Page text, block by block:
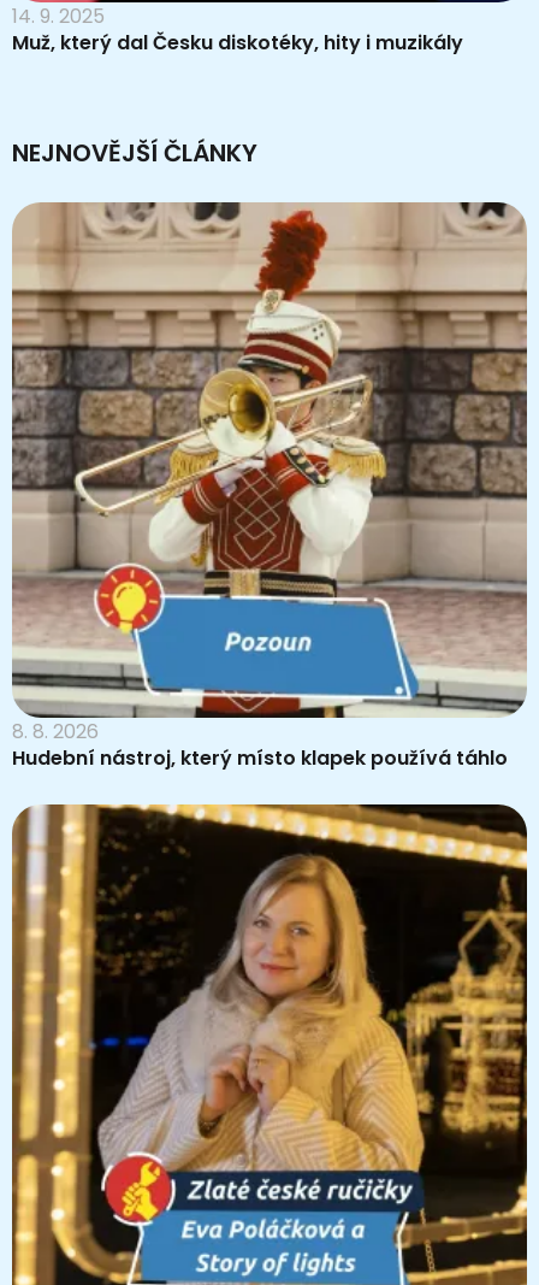
14. 9. 2025
Muž, který dal Česku diskotéky, hity i muzikály
NEJNOVĚJŠÍ ČLÁNKY
8. 8. 2026
Hudební nástroj, který místo klapek používá táhlo